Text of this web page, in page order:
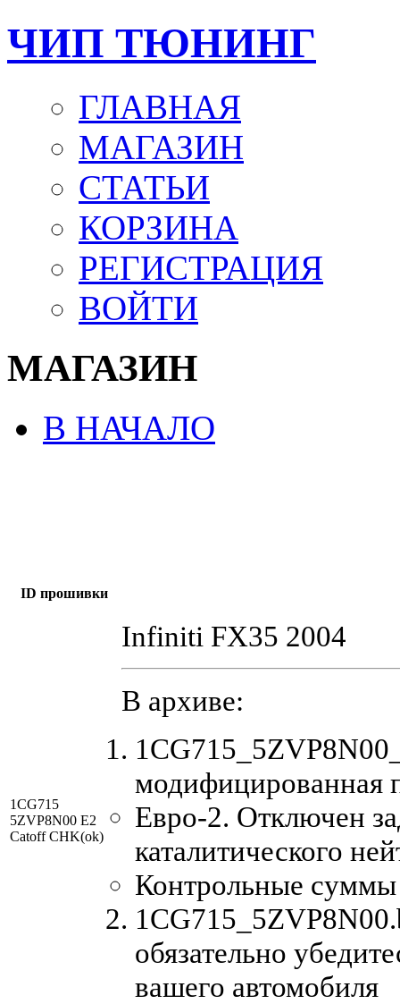
ЧИП ТЮНИНГ
ГЛАВНАЯ
МАГАЗИН
СТАТЬИ
КОРЗИНА
РЕГИСТРАЦИЯ
ВОЙТИ
МАГАЗИН
В НАЧАЛО
ID прошивки
1CG715
5ZVP8N00 E2
Catoff CHK(ok)
Infiniti FX35 2004
В архиве:
модифицированная
Евро-2. Отключен
каталитического
Контрольные
обязательно
вашего автомобиля